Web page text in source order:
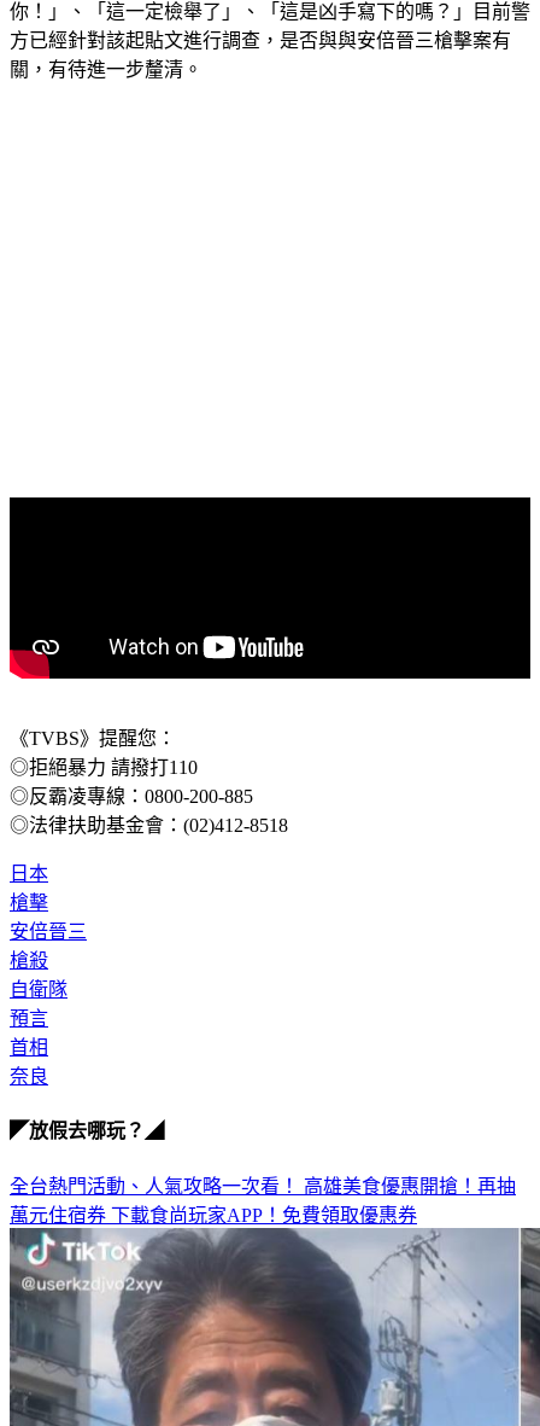
你！」、「這一定檢舉了」、「這是凶手寫下的嗎？」目前警
方已經針對該起貼文進行調查，是否與與安倍晉三槍擊案有
關，有待進一步釐清。
《TVBS》提醒您：
◎拒絕暴力 請撥打110
◎反霸凌專線：0800-200-885
◎法律扶助基金會：(02)412-8518
日本
槍擊
安倍晉三
槍殺
自衛隊
預言
首相
奈良
◤放假去哪玩？◢
全台熱門活動、人氣攻略一次看！ 高雄美食優惠開搶！再抽
萬元住宿券 下載食尚玩家APP！免費領取優惠券